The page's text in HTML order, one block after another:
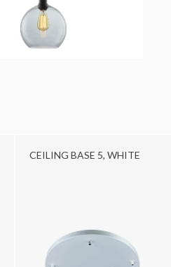
CEILING BASE 5, WHITE